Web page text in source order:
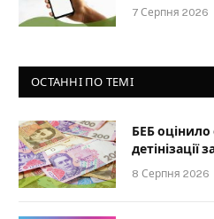
7 Серпня 2026
ОСТАННІ ПО ТЕМІ
БЕБ
детінізації
8 Серпня 2026